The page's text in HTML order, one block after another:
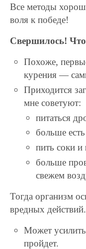
Все методы
воля к победе!
Свершилось!
Похоже,
курения —
Приходится
мне советуют:
питаться
больше
пить соки и
больше
свежем
Тогда организм
вредных действий.
Может
пройдет.